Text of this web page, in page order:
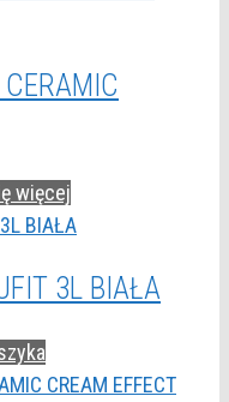
więcej
3L BIAŁA